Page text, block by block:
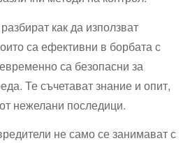
как да използват
са ефективни в борбата с
са безопасни за
Те съчетават знание и опит,
нежелани последици.
не само се занимават с